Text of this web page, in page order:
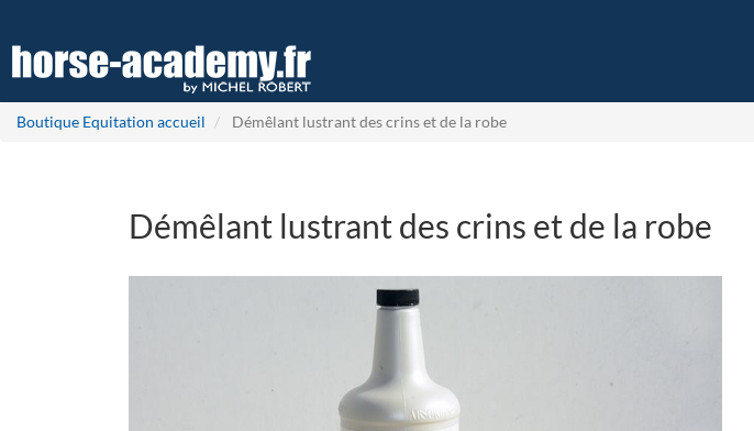
au
contenu
Boutique Equitation accueil Démêlant lustrant des crins et de la robe
Démêlant lustrant des crins et de la robe